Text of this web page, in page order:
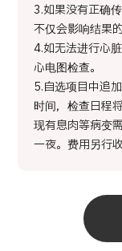
3.如果没有正确
不仅会影响结果
4.如无法进行心
心电图检查。
5.自选项目中追
时间，检查日程
现有息肉等病变
一夜。费用另行收